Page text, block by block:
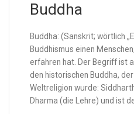
Buddha
Buddha: (Sanskrit; wörtlich
Buddhismus einen
erfahren hat. Der Begriff ist
den historischen Buddha,
Weltreligion wurde:
Dharma (die Lehre) und ist